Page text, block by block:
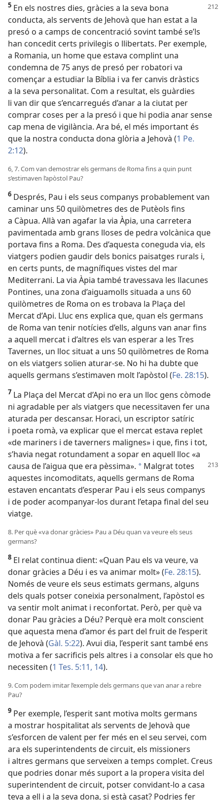
5 En els nostres dies, gràcies a la seva bona
conducta, als servents de Jehovà que han estat a la
presó o a camps de concentració sovint també se’ls
han concedit certs privilegis o llibertats. Per exemple,
a Romania, un home que estava complint una
condemna de 75 anys de presó per robatori va
començar a estudiar la Bíblia i va fer canvis dràstics
a la seva personalitat. Com a resultat, els guàrdies
li van dir que s’encarregués d’anar a la ciutat per
comprar coses per a la presó i que hi podia anar sense
cap mena de vigilància. Ara bé, el més important és
que la nostra conducta dona glòria a Jehovà (1 Pe.
2:12).
6, 7. Com van demostrar els germans de Roma fins a quin punt
s’estimaven l’apòstol Pau?
6 Després, Pau i els seus companys probablement van
caminar uns 50 quilòmetres des de Putèols fins
a Càpua. Allà van agafar la via Àpia, una carretera
pavimentada amb grans lloses de pedra volcànica que
portava fins a Roma. Des d’aquesta coneguda via, els
viatgers podien gaudir dels bonics paisatges rurals i,
en certs punts, de magnífiques vistes del mar
Mediterrani. La via Àpia també travessava les llacunes
Pontines, una zona d’aiguamolls situada a uns 60
quilòmetres de Roma on es trobava la Plaça del
Mercat d’Api. Lluc ens explica que, quan els germans
de Roma van tenir notícies d’ells, alguns van anar fins
a aquell mercat i d’altres els van esperar a les Tres
Tavernes, un lloc situat a uns 50 quilòmetres de Roma
on els viatgers solien aturar-se. No hi ha dubte que
aquells germans s’estimaven molt l’apòstol (Fe. 28:15).
7 La Plaça del Mercat d’Api no era un lloc gens còmode
ni agradable per als viatgers que necessitaven fer una
aturada per descansar. Horaci, un escriptor satíric
i poeta romà, va explicar que el mercat estava replet
«de mariners i de taverners malignes» i que, fins i tot,
s’havia negat rotundament a sopar en aquell lloc «a
causa de l’aigua que era pèssima». a Malgrat totes
aquestes incomoditats, aquells germans de Roma
estaven encantats d’esperar Pau i els seus companys
i de poder acompanyar-los durant l’etapa final del seu
viatge.
8. Per què «va donar gràcies» Pau a Déu quan va veure els seus
germans?
8 El relat continua dient: «Quan Pau els va veure, va
donar gràcies a Déu i es va animar molt» (Fe. 28:15).
Només de veure els seus estimats germans, alguns
dels quals potser coneixia personalment, l’apòstol es
va sentir molt animat i reconfortat. Però, per què va
donar Pau gràcies a Déu? Perquè era molt conscient
que aquesta mena d’amor és part del fruit de l’esperit
de Jehovà (Gàl. 5:22). Avui dia, l’esperit sant també ens
motiva a fer sacrificis pels altres i a consolar els que ho
necessiten (1 Tes. 5:11, 14).
9. Com podem imitar l’exemple dels germans que van anar a rebre
Pau?
9 Per exemple, l’esperit sant motiva molts germans
a mostrar hospitalitat als servents de Jehovà que
s’esforcen de valent per fer més en el seu servei, com
ara els superintendents de circuit, els missioners
i altres germans que serveixen a temps complet. Creus
que podries donar més suport a la propera visita del
superintendent de circuit, potser convidant-lo a casa
teva a ell i a la seva dona, si està casat? Podries fer